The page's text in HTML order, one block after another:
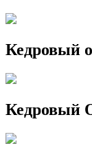
Кедровый
Кедровый